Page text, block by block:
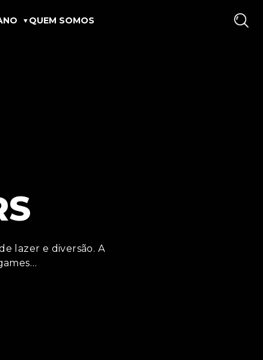
QUEM SOMOS
lazer e diversão. A